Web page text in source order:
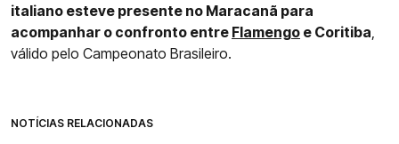
italiano esteve presente no Maracanã para
acompanhar o confronto entre Flamengo e Coritiba
válido pelo Campeonato Brasileiro.
NOTÍCIAS RELACIONADAS